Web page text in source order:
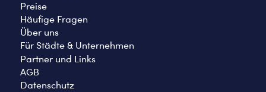
Preise
Häufige Fragen
Über uns
Für Städte & Unternehmen
Partner und Links
AGB
Datenschutz